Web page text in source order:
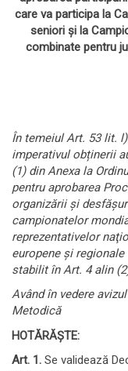
care va participa la
seniori și la
combinate pentru
În temeiul Art. 53 lit.
imperativul obținerii
(1) din Anexa la
pentru aprobarea
organizării şi
campionatelor
reprezentativelor
europene şi
stabilit în Art. 4 alin
Având în vedere
Metodică
HOTĂRĂȘTE:
Art. 1. Se validează